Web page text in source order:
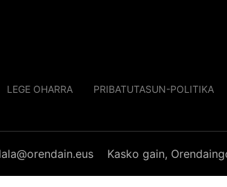
LEGE OHARRA PRIBATUTASUN-POLITIKA
Kasko gain,